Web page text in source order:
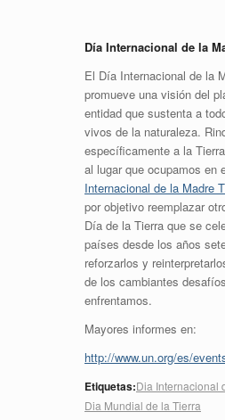
Día Internacional de la
El Día Internacional de la
promueve una visión del
entidad que sustenta a
vivos de la naturaleza.
específicamente a la
al lugar que ocupamos en
Internacional de la Madre
por objetivo reemplazar
Día de la Tierra que se
países desde los años
reforzarlos y
de los cambiantes
enfrentamos.
Mayores informes en:
http://www.un.org/es/
Etiquetas:Dia Internacional
Dia Mundial de la Tierra